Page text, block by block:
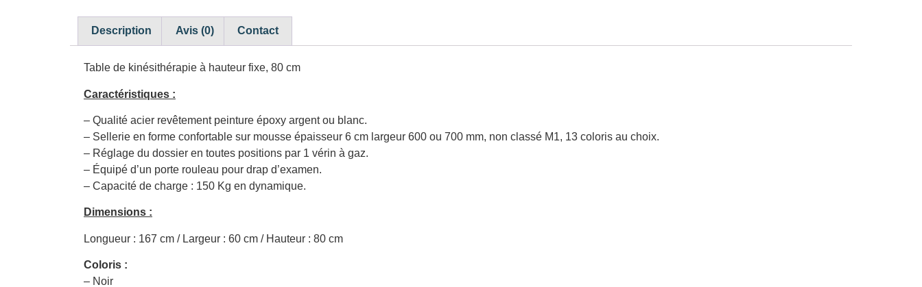
Description Avis (0) Contact
Table de kinésithérapie à hauteur fixe, 80 cm
Caractéristiques :
– Qualité acier revêtement peinture époxy argent ou blanc.
– Sellerie en forme confortable sur mousse épaisseur 6 cm largeur 600 ou 700 mm, non classé M1, 13 coloris au choix.
– Réglage du dossier en toutes positions par 1 vérin à gaz.
– Équipé d’un porte rouleau pour drap d’examen.
– Capacité de charge : 150 Kg en dynamique.
Dimensions :
Longueur : 167 cm / Largeur : 60 cm / Hauteur : 80 cm
Coloris :
– Noir